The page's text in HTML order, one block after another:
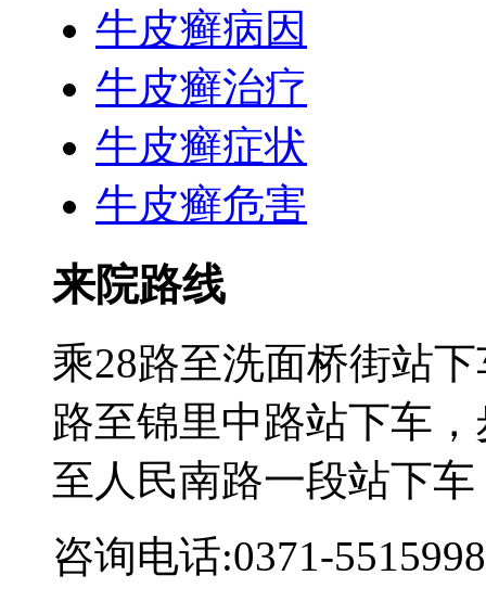
牛皮癣病因
牛皮癣治疗
牛皮癣症状
牛皮癣危害
来院路线
乘28路至洗面桥街站
路至锦里中路站下车
至人民南路一段站下
咨询电话:0371-